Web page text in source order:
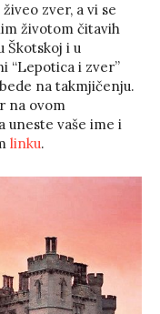
zver, a vi se
životom čitavih
Škotskoj i u
“Lepotica i zver”
na takmjičenju.
na ovom
uneste vaše ime i
linku.